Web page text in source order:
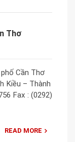
Thơ
Cần Thơ
Kiều – Thành
Fax : (0292)
READ MORE